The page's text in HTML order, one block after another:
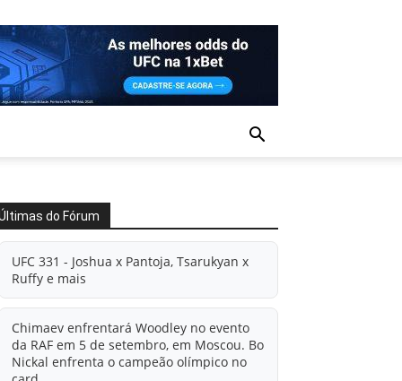
do Fórum
UFC 331 - Joshua x Pantoja, Tsarukyan x
Ruffy e mais
Chimaev enfrentará Woodley no evento
da RAF em 5 de setembro, em Moscou. Bo
Nickal enfrenta o campeão olímpico no